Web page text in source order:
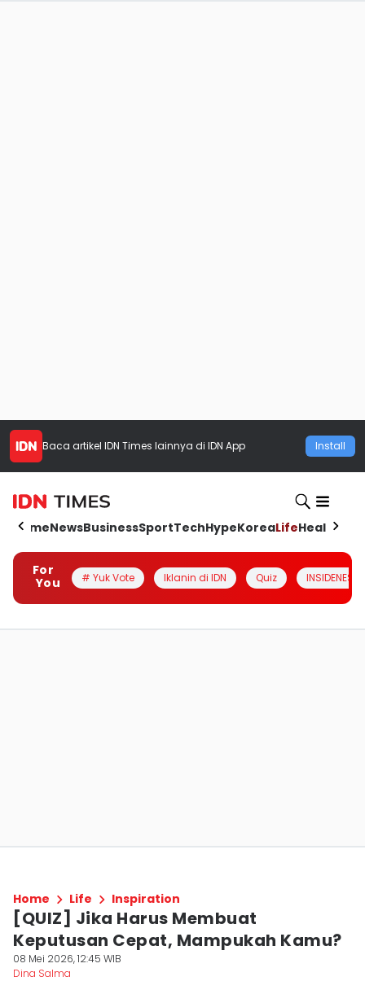
Baca artikel IDN Times lainnya di IDN App Install
HomeNewsBusinessSportTechHypeKoreaLifeHealth
For
You
# Yuk Vote Iklanin di IDN Quiz INSIDENESIA
Home Life Inspiration
[QUIZ] Jika Harus Membuat
Keputusan Cepat, Mampukah Kamu?
08 Mei 2026, 12:45 WIB
Dina Salma